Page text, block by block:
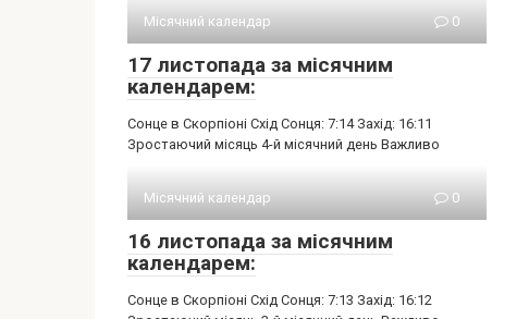
Місячний календар 0
17 листопада за місячним
календарем:
Сонце в Скорпіоні Схід Сонця: 7:14 Захід: 16:11
Зростаючий місяць 4-й місячний день Важливо
Місячний календар 0
16 листопада за місячним
календарем:
Сонце в Скорпіоні Схід Сонця: 7:13 Захід: 16:12